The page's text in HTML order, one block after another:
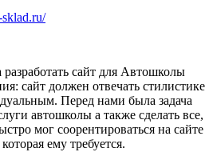
разработать сайт для Автошколы
сайт должен отвечать стилистике
Перед нами была задача
автошколы а также сделать все,
мог соорентироваться на сайте
ему требуется.